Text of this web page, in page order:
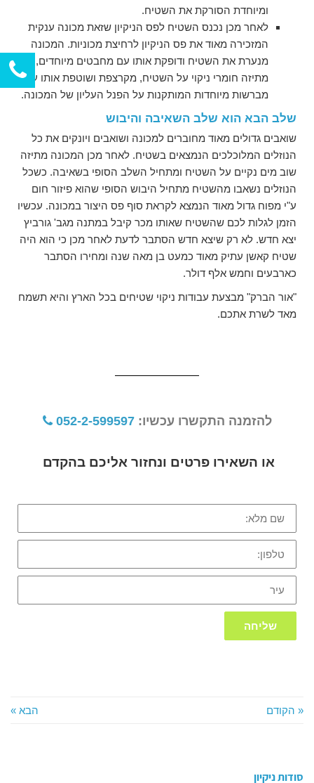
ומיוחדת הסורקת את השטיח.
לאחר מכן נכנס השטיח לפס הניקיון שזאת מכונה ענקית
המזכירה מאוד את פס הניקיון לרחיצת מכוניות. המכונה
מנערת את השטיח ודופקת אותו עם מחבטים מיוחדים,
מתיזה חומרי ניקוי על השטיח, מקרצפת ושוטפת אותו ע"י
מברשות מיוחדות המותקנות על הפנל העליון של המכונה.
שלב הבא הוא שלב השאיבה והיבוש
שואבים גדולים מאוד מחוברים למכונה ושואבים ויונקים את כל
הנוזלים המלוכלכים הנמצאים בשטיח. לאחר מכן המכונה מתיזה
שוב מים נקיים על השטיח ומתחיל השלב הסופי בשאיבה. כשכל
הנוזלים נשאבו מהשטיח מתחיל היבוש הסופי שהוא פיזור חום
ע"י מפוח גדול מאוד הנמצא לקראת סוף פס היצור במכונה. עכשיו
הזמן לגלות לכם שהשטיח שאותו מכר קיבל במתנה מגב' גורביץ
יצא חדש. לא רק שיצא חדש הסתבר לדעת לאחר מכן כי הוא היה
שטיח קאשן עתיק מאוד כמעט בן מאה שנה ומחירו הסתבר
כארבעים וחמש אלף דולר.
"אור הברק" מבצעת עבודות ניקוי שטיחים בכל הארץ והיא תשמח
מאד לשרת אתכם.
להזמנה התקשרו עכשיו: 052-2-599597
או השאירו פרטים ונחזור אליכם בהקדם
שם
מלא:
טלפון:
עיר
שליחה
« הקודם הבא »
סודות ניקיון